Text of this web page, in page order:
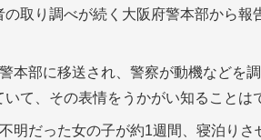
取り調べが続く大阪府警本部から報
本部に移送され、警察が動機などを
て、その表情をうかがい知ることは
明だった女の子が約1週間、寝泊り